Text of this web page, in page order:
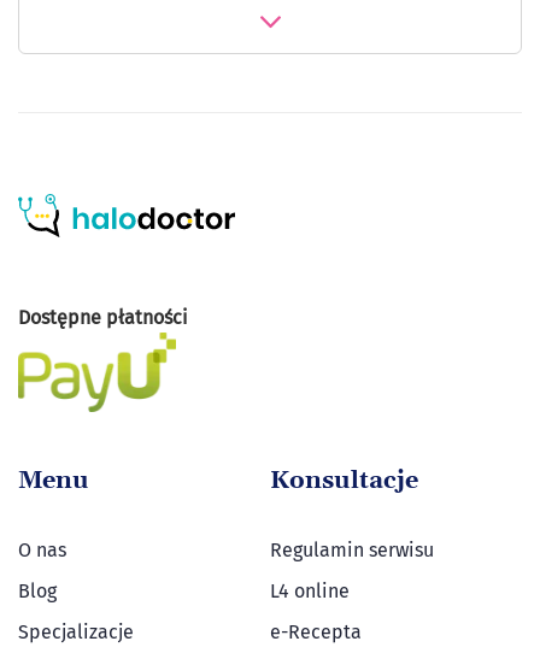
Dostępne płatności
Menu
O nas
Blog
Specjalizacje
Konsultacje
Regulamin serwisu
L4 online
e-Recepta